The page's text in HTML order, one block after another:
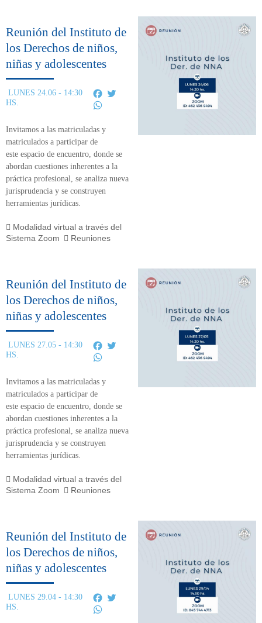
Reunión del Instituto de
los Derechos de niños,
niñas y adolescentes
LUNES 24.06 - 14:30
HS.
Facebook
Invitamos a las matriculadas y
matriculados a participar de
este espacio de encuentro, donde se
abordan cuestiones inherentes a la
práctica profesional, se analiza nueva
jurisprudencia y se construyen
herramientas jurídicas.
Modalidad virtual a través del
Sistema Zoom
Reuniones
Reunión del Instituto de
los Derechos de niños,
niñas y adolescentes
LUNES 27.05 - 14:30
HS.
Facebook
Invitamos a las matriculadas y
matriculados a participar de
este espacio de encuentro, donde se
abordan cuestiones inherentes a la
práctica profesional, se analiza nueva
jurisprudencia y se construyen
herramientas jurídicas.
Modalidad virtual a través del
Sistema Zoom
Reuniones
Reunión del Instituto de
los Derechos de niños,
niñas y adolescentes
LUNES 29.04 - 14:30
HS.
Facebook